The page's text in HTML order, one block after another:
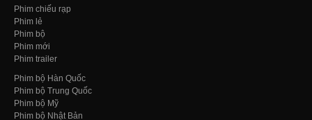
Phim chiếu rạp
Phim lẻ
Phim bộ
Phim mới
Phim trailer
Phim bộ Hàn Quốc
Phim bộ Trung Quốc
Phim bộ Mỹ
Phim bộ Nhật Bản